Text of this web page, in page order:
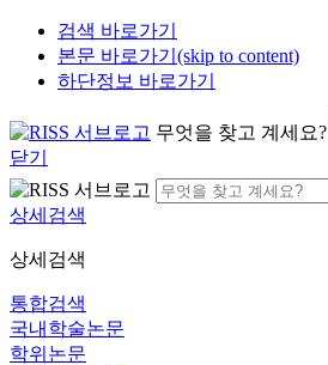
검색 바로가기
본문 바로가기(skip to content)
하단정보 바로가기
무엇을 찾고 계세요?
닫기
상세검색
상세검색
통합검색
국내학술논문
학위논문